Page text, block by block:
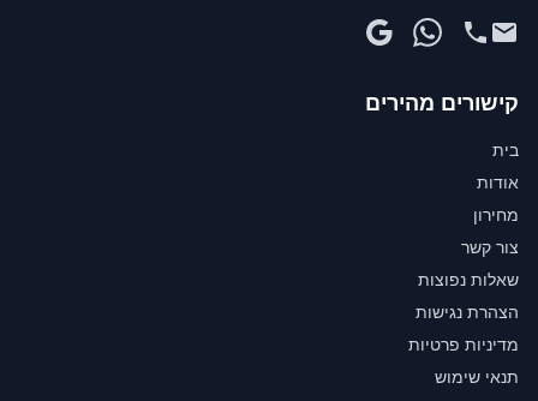
קישורים מהירים
בית
אודות
מחירון
צור קשר
שאלות נפוצות
הצהרת נגישות
מדיניות פרטיות
תנאי שימוש